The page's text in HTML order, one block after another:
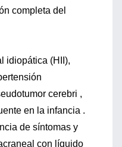
completa del
idiopática (HII),
cerebri ,
en la infancia .
de síntomas y
con líquido